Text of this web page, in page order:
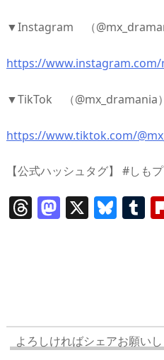
▼Instagram （
https://www.instagram.com/
▼TikTok （@mx_dramania）
https://www.tiktok.com/
【公式ハッシュタグ】 #しもプ
T
s
M
o
n
X Bl T
よろしければシェアお願い